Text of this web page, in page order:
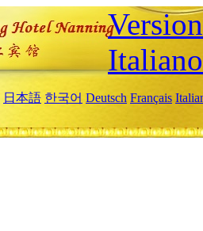
Italiano
日本語 한국어 Deutsch Français